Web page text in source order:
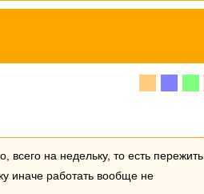
всего на недельку, то есть пережить
иначе работать вообще не